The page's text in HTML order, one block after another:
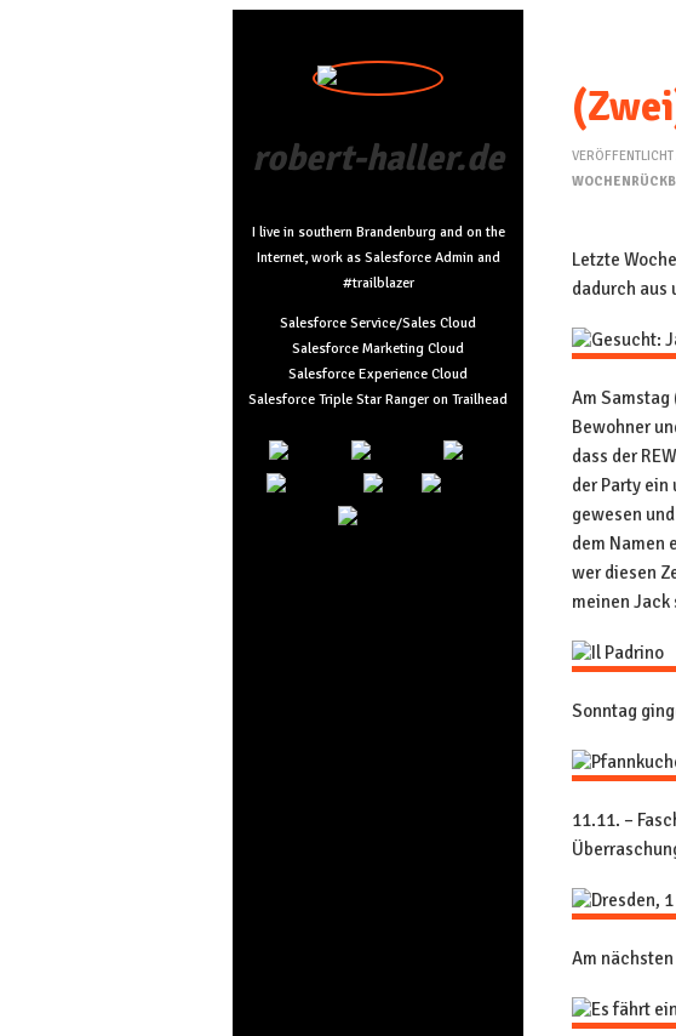
robert-haller.de
I live in southern Brandenburg and on the
Internet, work as Salesforce Admin and
#trailblazer
Salesforce Service/Sales Cloud
Salesforce Marketing Cloud
Salesforce Experience Cloud
Salesforce Triple Star Ranger on Trailhead
Letzte
dadurch aus
Am Samstag
Bewohner
dass der
der Party
gewesen
dem Namen
wer diesen
meinen Jack
Sonntag
11.11. –
Am